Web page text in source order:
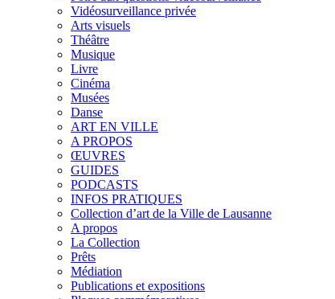
Vidéosurveillance privée
Arts visuels
Théâtre
Musique
Livre
Cinéma
Musées
Danse
ART EN VILLE
A PROPOS
ŒUVRES
GUIDES
PODCASTS
INFOS PRATIQUES
Collection d’art de la Ville de Lausanne
A propos
La Collection
Prêts
Médiation
Publications et expositions